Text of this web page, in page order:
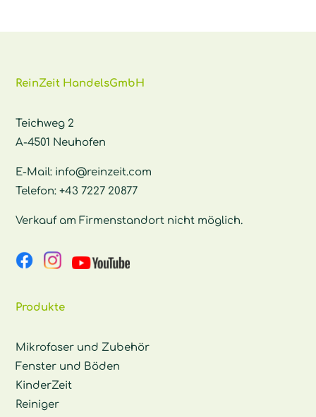
ReinZeit HandelsGmbH
Teichweg 2
A-4501 Neuhofen
E-Mail: info@reinzeit.com
Telefon:+43 7227 20877
Verkauf am Firmenstandort nicht möglich.
Produkte
Mikrofaser und Zubehör
Fenster und Böden
KinderZeit
Reiniger